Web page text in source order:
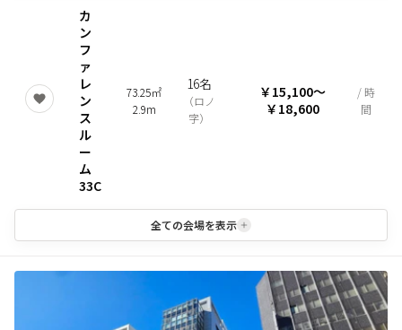
カ
ン
フ
ァ
レ
ン
ス
ル
ー
ム
33C
73.25㎡
2.9m
16名
（ロノ
字）
￥15,100〜
￥18,600
/ 時
間
全ての会場を表示